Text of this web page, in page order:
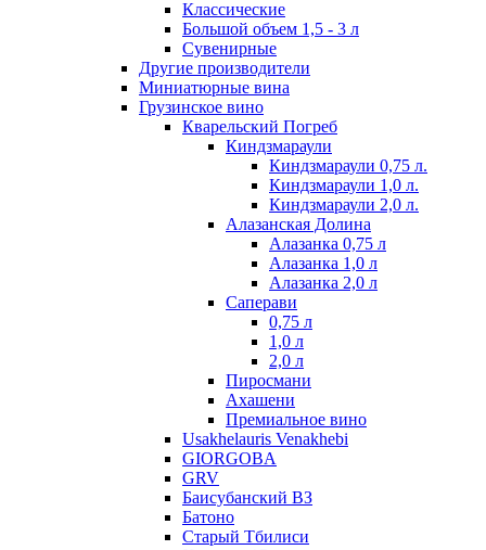
Классические
Большой объем 1,5 - 3 л
Сувенирные
Другие производители
Миниатюрные вина
Грузинское вино
Кварельский Погреб
Киндзмараули
Киндзмараули 0,75 л.
Киндзмараули 1,0 л.
Киндзмараули 2,0 л.
Алазанская Долина
Алазанка 0,75 л
Алазанка 1,0 л
Алазанка 2,0 л
Саперави
0,75 л
1,0 л
2,0 л
Пиросмани
Ахашени
Премиальное вино
Usakhelauris Venakhebi
GIORGOBA
GRV
Баисубанский ВЗ
Батоно
Старый Тбилиси